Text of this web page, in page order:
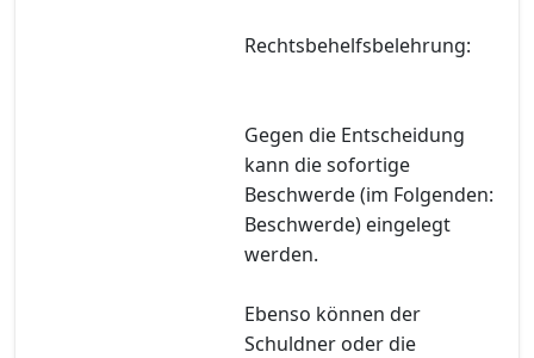
Rechtsbehelfsbelehrung:
Gegen die Entscheidung
kann die sofortige
Beschwerde (im Folgenden:
Beschwerde) eingelegt
werden.
Ebenso können der
Schuldner oder die